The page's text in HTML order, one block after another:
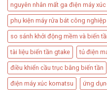
nguyên nhân mất ga điện máy xúc
phụ kiện máy rửa bát công nghiệp
so sánh khởi động mềm và biến
tài liệu biến tần gtake tủ điện
điều khiển cầu trục bằng biến tần
điện máy xúc komatsu ứng